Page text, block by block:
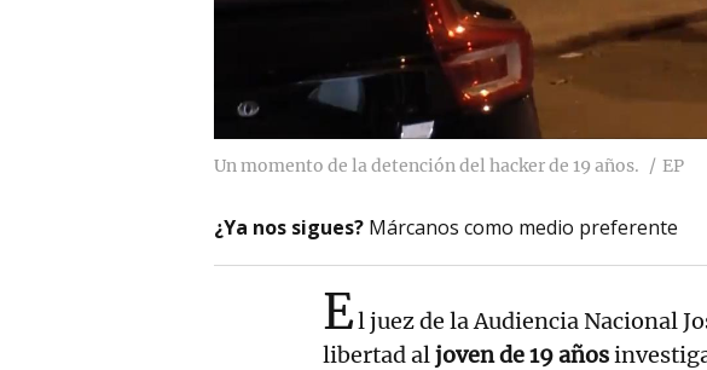
Un momento de la detención del hacker de 19 años. EP
¿Ya nos sigues? Márcanos como medio preferente
El juez de la Audiencia Nacional
libertad aljoven de 19 años